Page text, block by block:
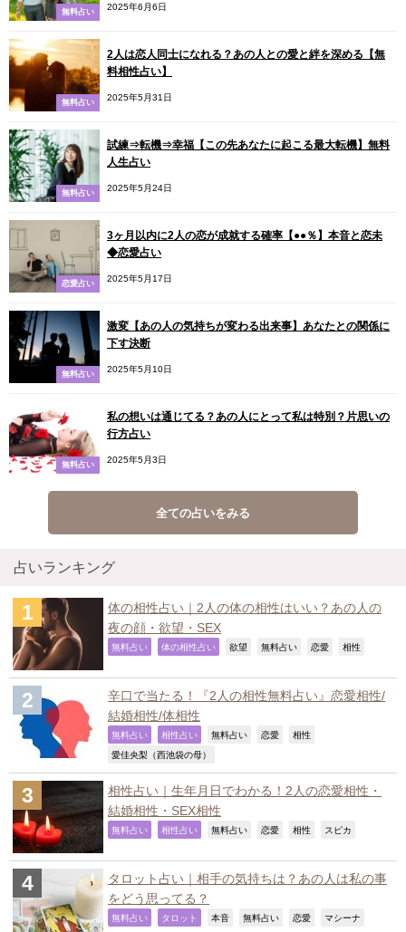
無料占い
2025年6月6日
無料占い
2人は恋人同士になれる？あの人との愛と絆を深める【無
料相性占い】
2025年5月31日
無料占い
試練⇒転機⇒幸福【この先あなたに起こる最大転機】無料
人生占い
2025年5月24日
恋愛占い
3ヶ月以内に2人の恋が成就する確率【●●％】本音と恋未
◆恋愛占い
2025年5月17日
無料占い
激変【あの人の気持ちが変わる出来事】あなたとの関係に
下す決断
2025年5月10日
無料占い
私の想いは通じてる？あの人にとって私は特別？片思いの
行方占い
2025年5月3日
全ての占いをみる
占いランキング
体の相性占い｜2人の体の相性はいい？あの人の
夜の顔・欲望・SEX
無料占い 体の相性占い 欲望 無料占い 恋愛 相性
辛口で当たる！『2人の相性無料占い』恋愛相性/
結婚相性/体相性
無料占い 相性占い 無料占い 恋愛 相性
愛佳央梨（西池袋の母）
相性占い｜生年月日でわかる！2人の恋愛相性・
結婚相性・SEX相性
無料占い 相性占い 無料占い 恋愛 相性 スピカ
タロット占い｜相手の気持ちは？あの人は私の事
をどう思ってる？
無料占い タロット 本音 無料占い 恋愛 マシーナ